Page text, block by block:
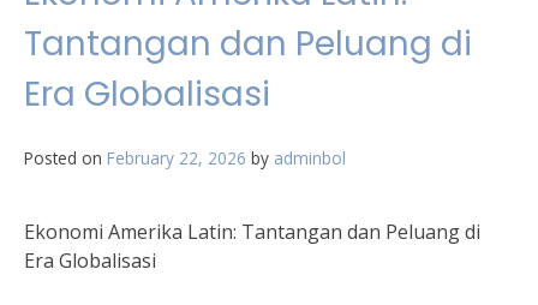
Tantangan dan Peluang di
Era Globalisasi
Posted on February 22, 2026 by adminbol
Ekonomi Amerika Latin: Tantangan dan Peluang di
Era Globalisasi